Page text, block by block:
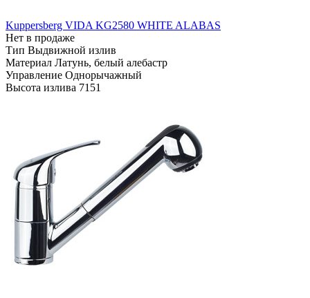
Kuppersberg VIDA KG2580 WHITE ALABAS
Нет в продаже
Тип Выдвижной излив
Материал Латунь, белый алебастр
Управление Однорычажный
Высота излива 7151